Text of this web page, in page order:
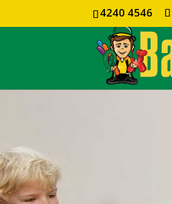
4240 4546